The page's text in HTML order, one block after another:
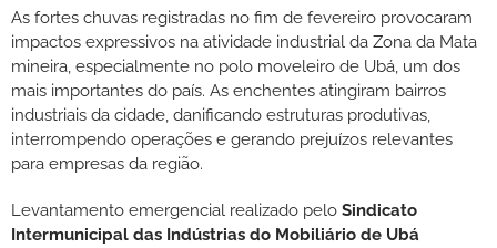
As fortes chuvas registradas no fim de fevereiro provocaram
impactos expressivos na atividade industrial da Zona da Mata
mineira, especialmente no polo moveleiro de Ubá, um dos
mais importantes do país. As enchentes atingiram bairros
industriais da cidade, danificando estruturas produtivas,
interrompendo operações e gerando prejuízos relevantes
para empresas da região.
Levantamento emergencial realizado pelo Sindicato
Intermunicipal das Indústrias do Mobiliário de Ubá